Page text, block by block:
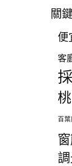
關
便
客
百葉